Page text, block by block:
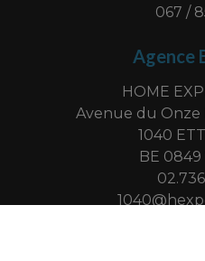
067 /
Agence
HOME
Avenue du Onze
1040
BE